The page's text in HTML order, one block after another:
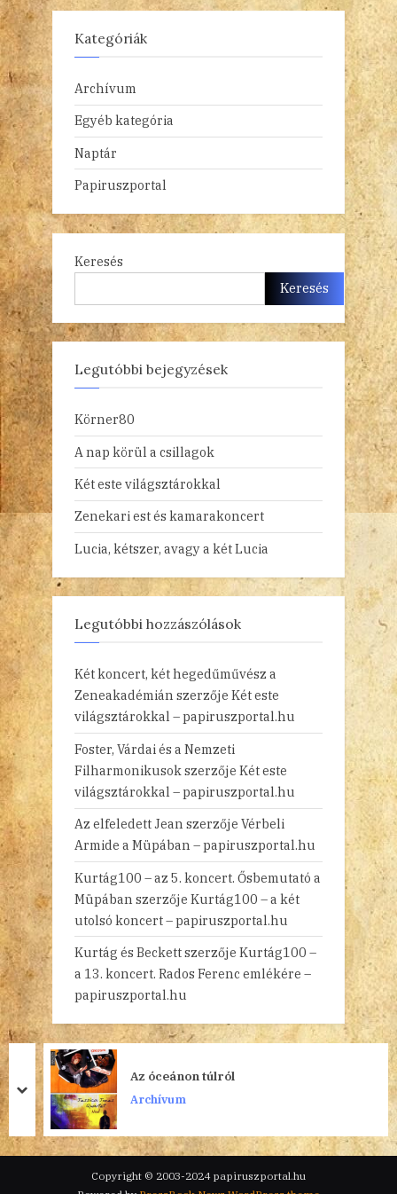
Kategóriák
Archívum
Egyéb kategória
Naptár
Papiruszportal
Keresés
Keresés
Legutóbbi bejegyzések
Körner80
A nap körül a csillagok
Két este világsztárokkal
Zenekari est és kamarakoncert
Lucia, kétszer, avagy a két Lucia
Legutóbbi hozzászólások
Két koncert, két hegedűművész a
Zeneakadémián szerzője Két este
világsztárokkal – papiruszportal.hu
Foster, Várdai és a Nemzeti
Filharmonikusokszerzője Két este
világsztárokkal – papiruszportal.hu
Az elfeledett Jean szerzője Vérbeli
Armide a Müpában – papiruszportal.hu
Kurtág100 – az 5. koncert. Ősbemutató a
Müpában szerzője Kurtág100 – a két
utolsó koncert – papiruszportal.hu
Kurtág és Beckettszerzője Kurtág100 –
a 13. koncert. Rados Ferenc emlékére –
papiruszportal.hu
Az óceánon túlról
Archívum
prev
next
Copyright © 2003-2024 papiruszportal.hu